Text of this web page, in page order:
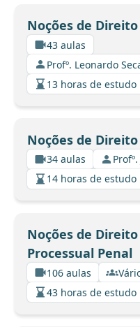
Noções de
43 aulas
Profº. Leonardo
13 horas de estudo
Noções de
34 aulas
14 horas de estudo
Noções de
Processual Penal
106 aulas
43 horas de estudo